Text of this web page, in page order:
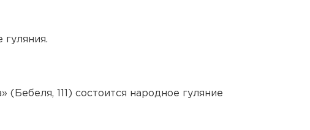
(Бебеля, 111) состоится народное гуляние